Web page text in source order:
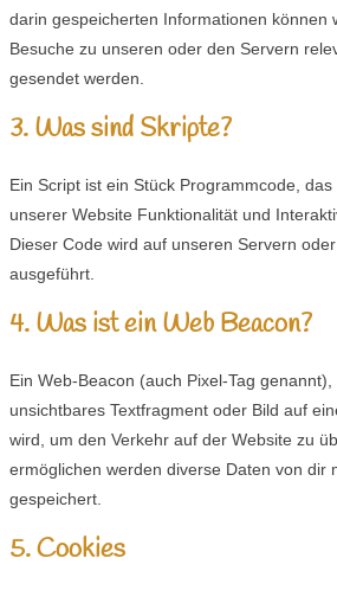
darin gespeicherten Informationen können
Besuche zu unseren oder den Servern
gesendet werden.
3. Was sind Skripte?
Ein Script ist ein Stück Programmcode,
unserer Website Funktionalität und
Dieser Code wird auf unseren Servern
ausgeführt.
4. Was ist ein Web Beacon?
Ein Web-Beacon (auch Pixel-Tag
unsichtbares Textfragment oder Bild auf
wird, um den Verkehr auf der Website zu
ermöglichen werden diverse Daten von dir
gespeichert.
5. Cookies